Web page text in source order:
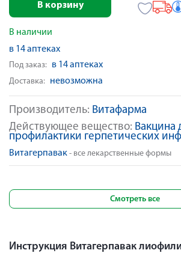
Производитель: Витафарма
Действующее вещество: Вакцина
профилактики герпетических
Витагерпавак - все лекарственные формы
В корзину
В наличии
в 14 аптеках
Под заказ: в 14 аптеках
Доставка: невозможна
Смотреть все
Инструкция Витагерпавак